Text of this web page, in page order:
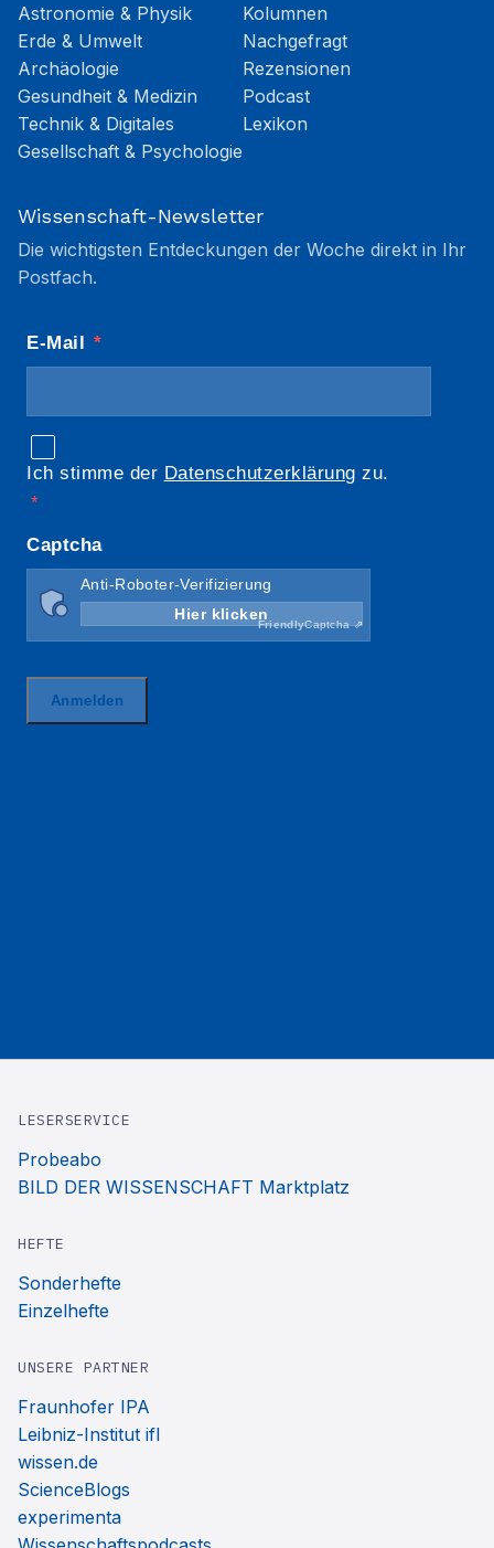
Astronomie & Physik
Erde & Umwelt
Archäologie
Gesundheit & Medizin
Technik & Digitales
Gesellschaft & Psychologie
Kolumnen
Nachgefragt
Rezensionen
Podcast
Lexikon
Wissenschaft-Newsletter
Die wichtigsten Entdeckungen der Woche direkt in Ihr
Postfach.
LESERSERVICE
Probeabo
BILD DER WISSENSCHAFT Marktplatz
HEFTE
Sonderhefte
Einzelhefte
UNSERE PARTNER
Fraunhofer IPA
Leibniz-Institut ifl
wissen.de
ScienceBlogs
experimenta